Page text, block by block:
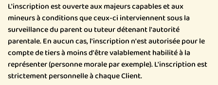
L'inscription est ouverte aux majeurs capables et aux
mineurs à conditions que ceux-ci interviennent sous la
surveillance du parent ou tuteur détenant l'autorité
parentale. En aucun cas, l'inscription n'est autorisée pour le
compte de tiers à moins d'être valablement habilité à la
représenter (personne morale par exemple). L'inscription est
strictement personnelle à chaque Client.